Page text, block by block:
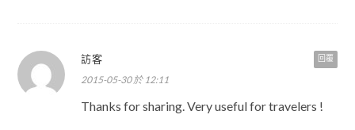
回覆
訪客
2015-05-30 於 12:11
Thanks for sharing. Very useful for travelers !